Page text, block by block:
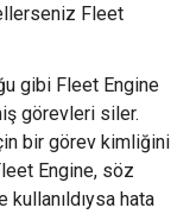
Fleet
gibi Fleet Engine
görevleri siler.
bir görev kimliğini
Engine, söz
hata